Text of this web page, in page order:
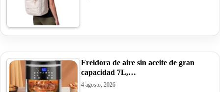
Freidora de aire sin aceite de gran
capacidad 7L,…
4 agosto, 2026